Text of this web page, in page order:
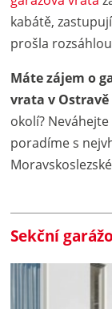
kabátě, zastupují
prošla
Máte zájem o
vrata v Ostravě
okolí?
poradíme s
Sekční